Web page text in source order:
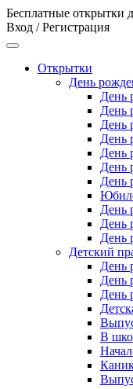
Бесплатные открытки
Вход / Регистрация
Открытки
День
День
День
День
День
День
День
День
День
День
День
Детский
День
День
День
В